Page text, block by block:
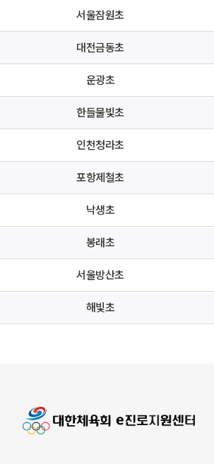
서울잠원초
대전금동초
운광초
한들물빛초
인천청라초
포항제철초
낙생초
봉래초
서울방산초
해빛초